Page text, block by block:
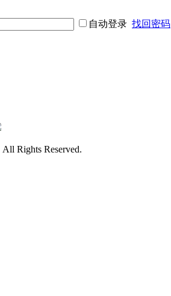
自动登录 找回密码
All Rights Reserved.